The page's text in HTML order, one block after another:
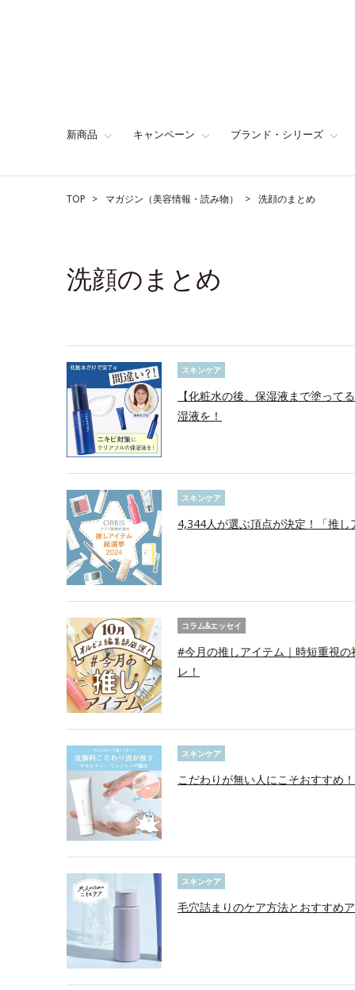
新商品 キャンペーン ブランド・シリーズ
TOP マガジン（美容情報・読み物） 洗顔のまとめ
洗顔のまとめ
スキンケア
【化粧水の後、保湿液まで塗って
湿液を！
スキンケア
4,344人が選ぶ頂点が決定！「推
コラム&エッセイ
#今月の推しアイテム｜時短重視の
レ！
スキンケア
こだわりが無い人にこそおすすめ
スキンケア
毛穴詰まりのケア方法とおすすめ